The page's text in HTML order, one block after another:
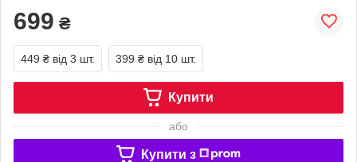
699 ₴
449 ₴ від 3 шт. 399 ₴ від 10 шт.
Купити
або
Купити з